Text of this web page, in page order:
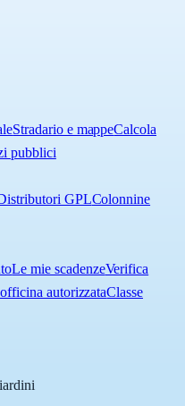
Stradario e mappeCalcola
pubblici
GPLColonnine
Le mie scadenzeVerifica
autorizzataClasse